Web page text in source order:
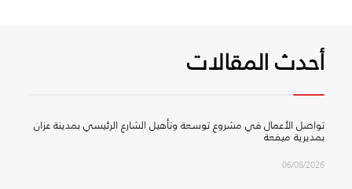
أحدث المقالات
تواصل الأعمال في مشروع توسعة وتأهيل الشارع الرئيسي بمدينة عزان
بمديرية ميفعة
06/08/2026